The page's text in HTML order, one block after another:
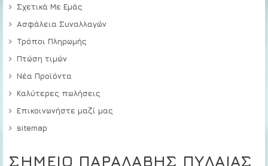
Σχετικά Με Εμάς
Ασφάλεια Συναλλαγών
Τρόποι Πληρωμής
Πτώση τιμών
Νέα Προϊόντα
Καλύτερες πωλήσεις
Επικοινωνήστε μαζί μας
sitemap
ΣΗΜΕΙΟ ΠΑΡΑΛΑΒΗΣ ΠΥΛΑΙΑΣ